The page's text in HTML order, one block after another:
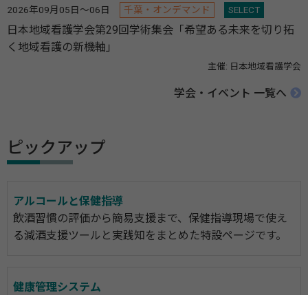
2026年09月05日～06日 千葉・オンデマンド SELECT
日本地域看護学会第29回学術集会「希望ある未来を切り拓
く地域看護の新機軸」
主催: 日本地域看護学会
学会・イベント 一覧へ
ピックアップ
アルコールと保健指導
飲酒習慣の評価から簡易支援まで、保健指導現場で使え
る減酒支援ツールと実践知をまとめた特設ページです。
健康管理システム